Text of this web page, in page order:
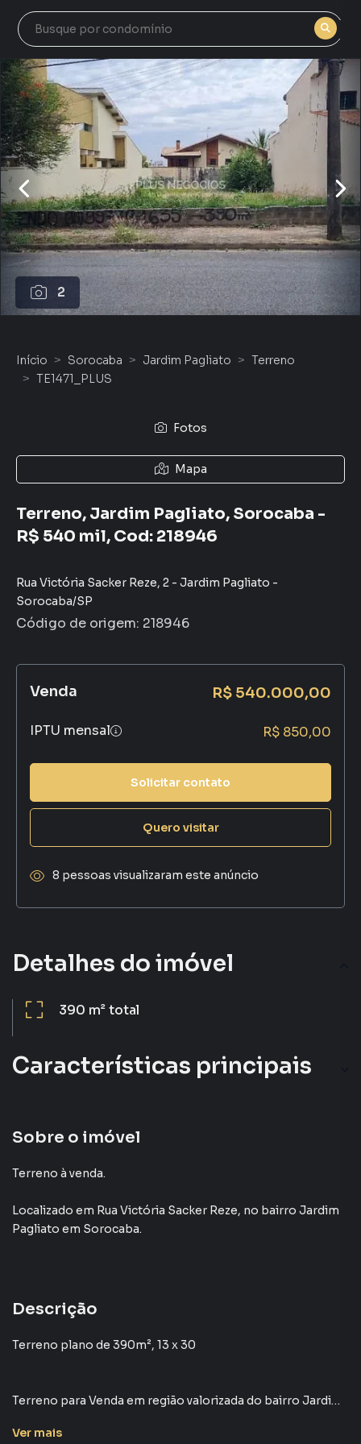
2
Detalhes do imóvel
390 m²total
Características principais
Sobre o imóvel
Terreno à venda.
Localizado em Rua Victória Sacker Reze, no bairro Jardim
Pagliato em Sorocaba.
Descrição
Terreno plano de 390m², 13 x 30
Terreno para Venda em região valorizada do bairro Jardim
deseja mais informações sobre Terreno em Sorocaba?
Ver mais
Início Sorocaba Jardim Pagliato
Terreno
TE1471_PLUS
Fotos
Mapa
Terreno, Jardim Pagliato, Sorocaba -
R$ 540 mil, Cod: 218946
Rua Victória Sacker Reze, 2 - Jardim Pagliato -
Sorocaba/SP
Código de origem: 218946
Venda R$ 540.000,00
IPTU mensal R$ 850,00
Solicitar contato
Quero visitar
8 pessoas visualizaram este anúncio